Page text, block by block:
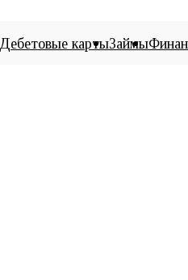
Дебетовые картыЗаймы